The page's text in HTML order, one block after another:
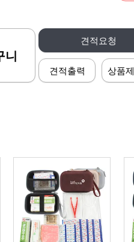
견적요청
견적출력 상품
니